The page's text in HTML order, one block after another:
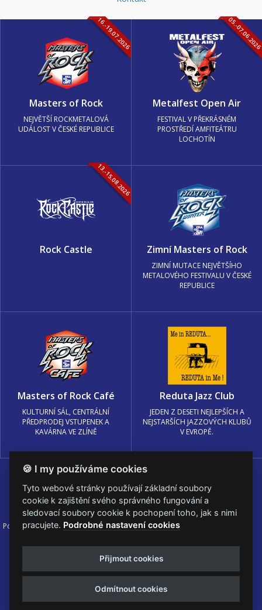
16.-19.07.2026
Masters of Rock
NEJVĚTŠÍ ROCKMETALOVÁ
UDÁLOST V ČESKÉ REPUBLICE
05.-
Metalfest Open Air
FESTIVAL V PŘEKRÁSNÉM
PROSTŘEDÍ AMFITEÁTRU
LOCHOTÍN
13.-15.08.2026
Rock Castle Zimní Masters of Rock
ZIMNÍ MUTACE NEJVĚTŠÍHO
METALOVÉHO FESTIVALU V ČESKÉ
REPUBLICE
Masters of Rock Café
KULTURNÍ SÁL, CENTRÁLNÍ
PŘEDPRODEJ VSTUPENEK A
KAVÁRNA VE ZLÍNĚ
Reduta Jazz Club
JEDEN Z DESETI NEJLEPŠÍCH A
NEJSTARŠÍCH JAZZOVÝCH KLUBŮ
V EVROPĚ.
Podmínky užití 🍪 Změnit nastavení cookies.
© PRAGOKONCERT BOHEMIA, a.s.
Web s
k metalu vytvořila creatia.tech s.r.o. a
Viktor Eyermann
🍪 I my používáme cookies
Tyto webové stránky používají základní soubory
cookie k zajištění svého správného fungování a
sledovací soubory cookie k pochopení toho, jak s nimi
pracujete. Podrobné nastavení cookies
Přijmout cookies
Odmítnout cookies